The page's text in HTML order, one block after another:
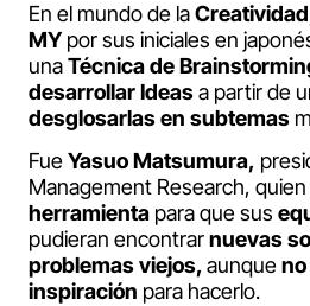
En el mundo de la
MY por sus iniciales en
unaTécnica de
desarrollar Ideasa partir de
desglosarlas en subtemas
FueYasuo Matsumura,
Management Research,
herramienta para que sus
pudieran encontrarnuevas
problemas viejos, aunque
inspiración para hacerlo.